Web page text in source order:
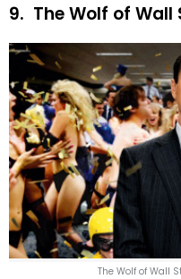
9. The Wolf of Wall
The Wolf of Wall